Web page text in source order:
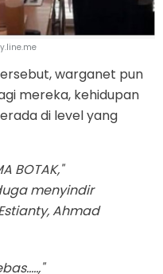
warganet pun
mereka, kehidupan
di level yang
BOTAK,"
menyindir
Ahmad